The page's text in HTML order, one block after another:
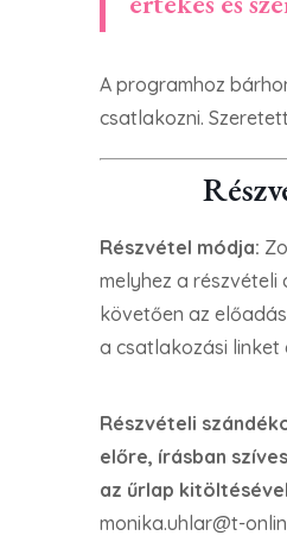
A programhoz
csatlakozni.
Részvétel módja:
melyhez a
követően az
a csatlakozási linket
Részvételi
előre, írásban
az űrlap
monika.uhlar@t-